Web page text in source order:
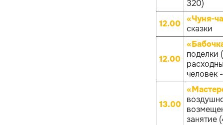
320)
12.00
«Чуня-
сказки
12.00
поделки
человек
13.00
занятие